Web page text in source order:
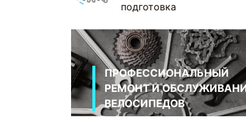
подготовка
ПРОФЕССИОНАЛЬНЫЙ
РЕМОНТ И
ВЕЛОСИПЕДОВ